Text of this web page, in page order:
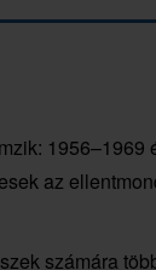
az
számára